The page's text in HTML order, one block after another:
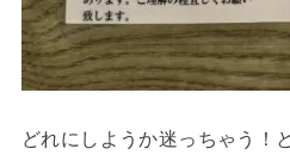
どれにしようか迷っちゃう！